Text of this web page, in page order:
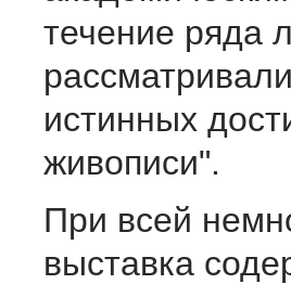
течение ряда
истинных
живописи".
При всей
выставка